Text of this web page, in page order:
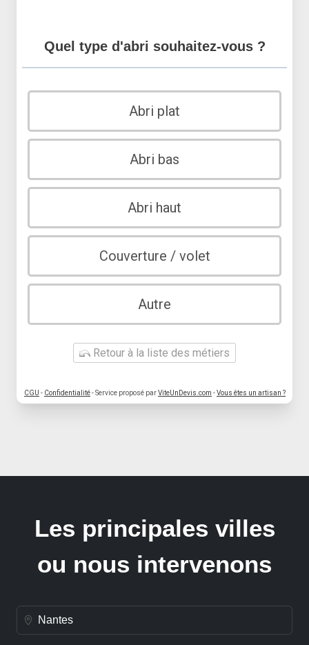
Quel type d'abri souhaitez-vous ?
Abri plat
Abri bas
Abri haut
Couverture / volet
Autre
Retour à la liste des métiers
CGU - Confidentialité- Service proposé parViteUnDevis.com -Vous êtes un artisan ?
Les principales villes
ou nous intervenons
Nantes